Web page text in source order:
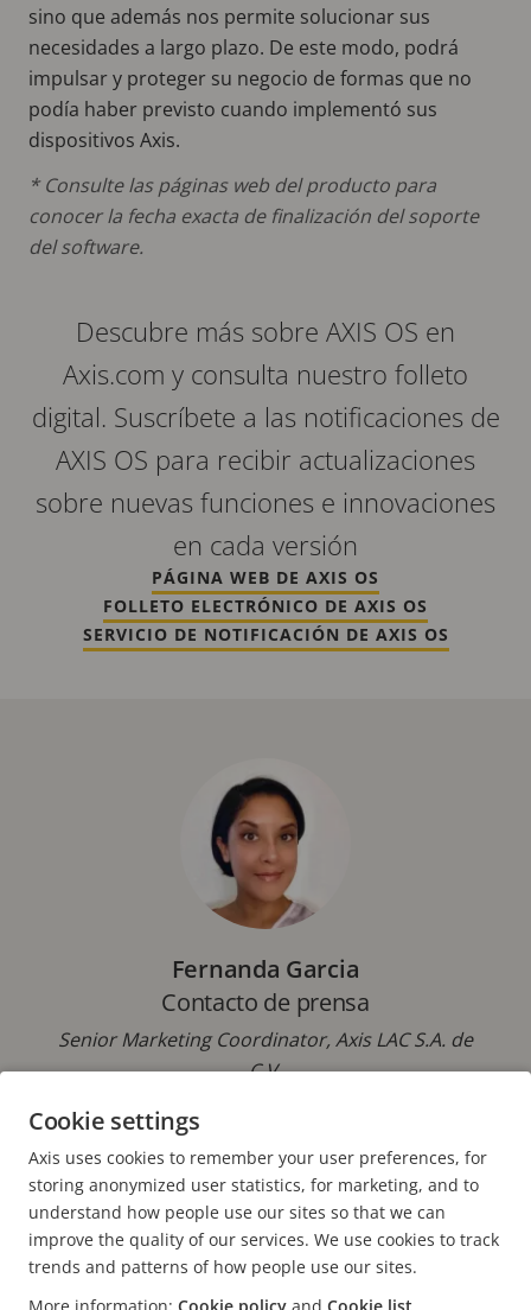
sino que además nos permite solucionar sus
necesidades a largo plazo. De este modo, podrá
impulsar y proteger su negocio de formas que no
podía haber previsto cuando implementó sus
dispositivos Axis.
* Consulte las páginas web del producto para
conocer la fecha exacta de finalización del soporte
del software.
Descubre más sobre AXIS OS en
Axis.com y consulta nuestro folleto
digital. Suscríbete a las notificaciones de
AXIS OS para recibir actualizaciones
sobre nuevas funciones e innovaciones
en cada versión
PÁGINA WEB DE AXIS OS
FOLLETO ELECTRÓNICO DE AXIS OS
SERVICIO DE NOTIFICACIÓN DE AXIS OS
Fernanda Garcia
Contacto de prensa
Senior Marketing Coordinator, Axis LAC S.A. de
C.V.
Correo electrónico:
FOOTER
Cookie settings
Axis uses cookies to remember your user preferences, for
storing anonymized user statistics, for marketing, and to
understand how people use our sites so that we can
improve the quality of our services. We use cookies to track
trends and patterns of how people use our sites.